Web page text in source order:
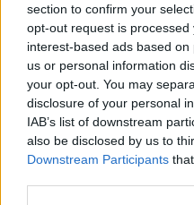
section to confirm your
opt-out request is
interest-based ads based
us or personal information
your opt-out. You may
disclosure of your personal
IAB’s list of downstream
also be disclosed by us to
Downstream Participants
VOLTERRA —Grasso per i
parco dei Borghi. E' accaduto
rendere di nuovo fruibili i giochi
che ha preso carta e spray ed
Il fatto è stato notato la mattina
state scattate le foto e sono
state polemiche e critiche agli